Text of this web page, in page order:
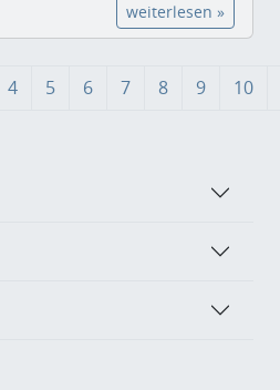
weiterlesen »
4 5 6 7 8 9 10